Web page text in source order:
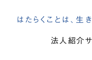
はたらくことは、
法人紹介